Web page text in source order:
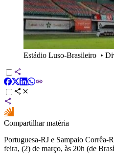
Estádio Luso-Brasileiro •
Compartilhar matéria
Portuguesa-RJ e Sampaio Corrêa-
feira, (2) de março, às 20h (de